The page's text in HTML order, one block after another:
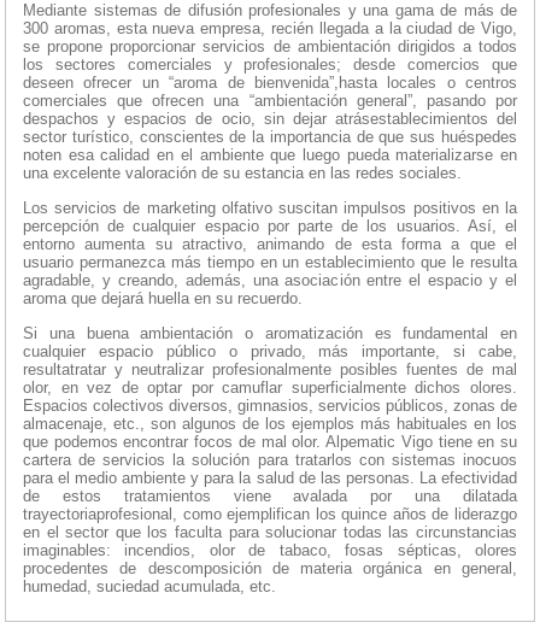
Mediante sistemas de difusión profesionales y una gama de más de
300 aromas, esta nueva empresa, recién llegada a la ciudad de Vigo,
se propone proporcionar servicios de ambientación dirigidos a todos
los sectores comerciales y profesionales; desde comercios que
deseen ofrecer un “aroma de bienvenida”,hasta locales o centros
comerciales que ofrecen una “ambientación general”, pasando por
despachos y espacios de ocio, sin dejar atrásestablecimientos del
sector turístico, conscientes de la importancia de que sus huéspedes
noten esa calidad en el ambiente que luego pueda materializarse en
una excelente valoración de su estancia en las redes sociales.
Los servicios de marketing olfativo suscitan impulsos positivos en la
percepción de cualquier espacio por parte de los usuarios. Así, el
entorno aumenta su atractivo, animando de esta forma a que el
usuario permanezca más tiempo en un establecimiento que le resulta
agradable, y creando, además, una asociación entre el espacio y el
aroma que dejará huella en su recuerdo.
Si una buena ambientación o aromatización es fundamental en
cualquier espacio público o privado, más importante, si cabe,
resultatratar y neutralizar profesionalmente posibles fuentes de mal
olor, en vez de optar por camuflar superficialmente dichos olores.
Espacios colectivos diversos, gimnasios, servicios públicos, zonas de
almacenaje, etc., son algunos de los ejemplos más habituales en los
que podemos encontrar focos de mal olor. Alpematic Vigo tiene en su
cartera de servicios la solución para tratarlos con sistemas inocuos
para el medio ambiente y para la salud de las personas. La efectividad
de estos tratamientos viene avalada por una dilatada
trayectoriaprofesional, como ejemplifican los quince años de liderazgo
en el sector que los faculta para solucionar todas las circunstancias
imaginables: incendios, olor de tabaco, fosas sépticas, olores
procedentes de descomposición de materia orgánica en general,
humedad, suciedad acumulada, etc.